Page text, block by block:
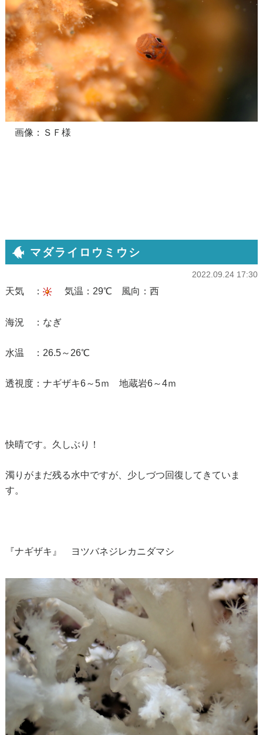
画像：ＳＦ様
マダライロウミウシ
2022.09.24 17:30
天気 ： 気温：29℃ 風向：西
海況 ：なぎ
水温 ：26.5～26℃
透視度：ナギザキ6～5ｍ 地蔵岩6～4ｍ
快晴です。久しぶり！
濁りがまだ残る水中ですが、少しづつ回復してきていま
す。
『ナギザキ』 ヨツバネジレカニダマシ